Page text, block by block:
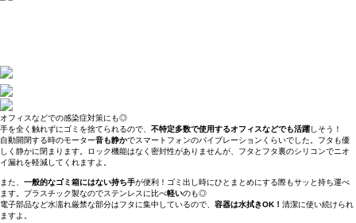
オフィスなどでの感染症対策にも◎
手を全く触れずにゴミを捨てられるので、 不特定多数で使用するオフィスなどでも活躍しそう！
自動開閉する時のモーター音も静かでスマートフォンのバイブレーションくらいでした。フタも優
しく静かに閉まります。ロック機能はなく密封性がありませんが、フタとフタ裏のシリコンでニオ
イ漏れを軽減してくれますよ。
また、 一般的なゴミ箱にはない持ち手が便利！ゴミ出し時にひとまとめにする際もサッと持ち運べ
ます。プラスチック製なのでステンレスに比べ軽いのも◎
電子部品など水濡れ厳禁な部分はフタに集中しているので、 容器は水拭きOK！ 清潔に使い続けられ
ますよ。